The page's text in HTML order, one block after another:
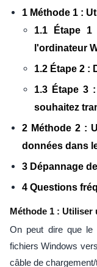
1 Méthode 1 :
1.1 Étape
l'ordinateur
1.2 Étape 2 :
1.3 Étape 3
souhaitez
2 Méthode 2 :
données dans
3 Dépannage
4 Questions
Méthode 1 : Utiliser
On peut dire que le
fichiers Windows
câble de